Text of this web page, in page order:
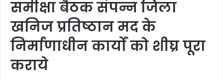
समीक्षा बैठक संपन्न जिला
खनिज प्रतिष्ठान मद के
निर्माणाधीन कार्यों को शीघ्र पूरा
कराये